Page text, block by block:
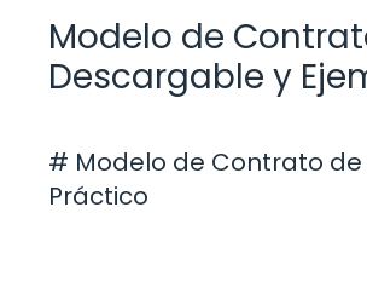
Modelo de
Descargable y
# Modelo de Contrato de
Práctico